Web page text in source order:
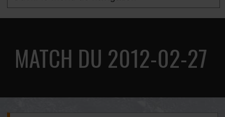
MATCH DU 2012-02-27